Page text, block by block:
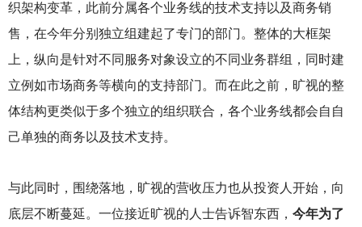
织架构变革，此前分属各个业务线的技术支持以及商务销
售，在今年分别独立组建起了专门的部门。整体的大框架
上，纵向是针对不同服务对象设立的不同业务群组，同时建
立例如市场商务等横向的支持部门。而在此之前，旷视的整
体结构更类似于多个独立的组织联合，各个业务线都会自自
己单独的商务以及技术支持。
与此同时，围绕落地，旷视的营收压力也从投资人开始，向
底层不断蔓延。一位接近旷视的人士告诉智东西， 今年为了